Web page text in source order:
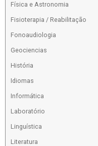
Física e Astronomia
Fisioterapia / Reabilitação
Fonoaudiologia
Geociencias
História
Idiomas
Informática
Laboratório
Linguística
Literatura